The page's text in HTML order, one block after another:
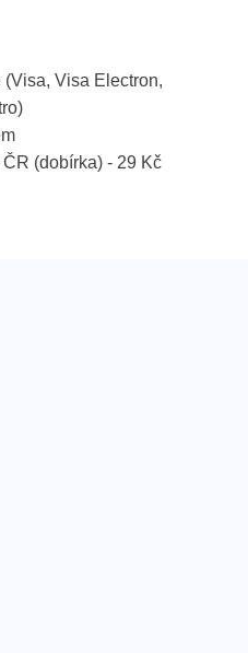
Visa Electron,
(dobírka) - 29 Kč